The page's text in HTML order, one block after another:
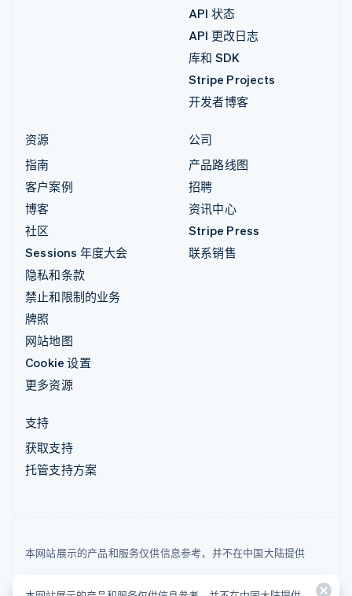
API 状态
API 更改日志
库和 SDK
Stripe Projects
开发者博客
资源
指南
客户案例
博客
社区
Sessions 年度大会
隐私和条款
禁止和限制的业务
牌照
网站地图
Cookie 设置
更多资源
公司
产品路线图
招聘
资讯中心
Stripe Press
联系销售
支持
获取支持
托管支持方案
本网站展示的产品和服务仅供信息参考，并不在中国大陆提供
© 2026 Stripe, LLC